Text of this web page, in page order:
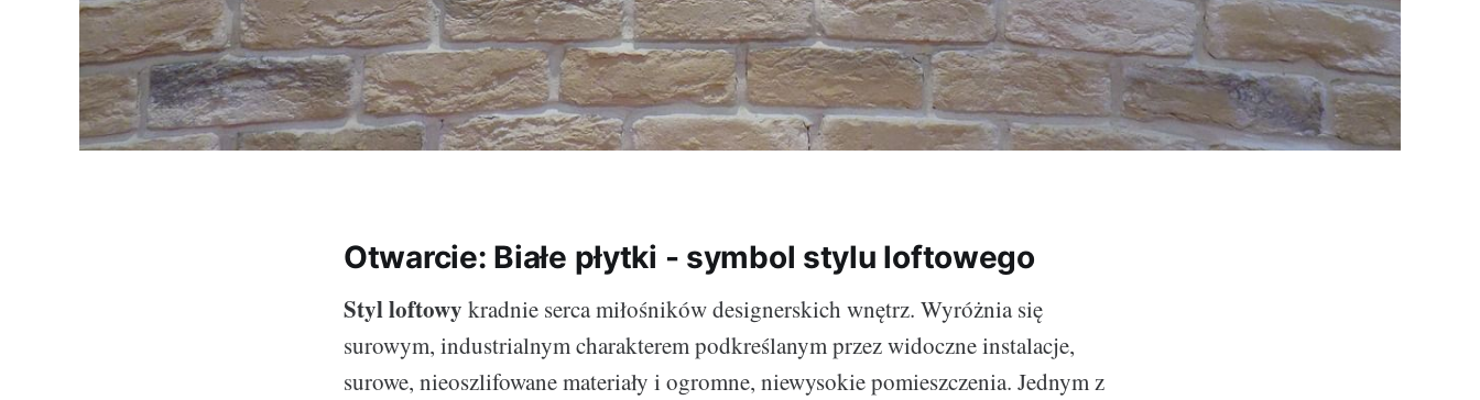
Otwarcie: Białe płytki - symbol stylu loftowego
Styl loftowy kradnie serca miłośników designerskich wnętrz. Wyróżnia się
surowym, industrialnym charakterem podkreślanym przez widoczne instalacje,
surowe, nieoszlifowane materiały i ogromne, niewysokie pomieszczenia. Jednym z